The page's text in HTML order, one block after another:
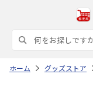
ホーム グッズストア